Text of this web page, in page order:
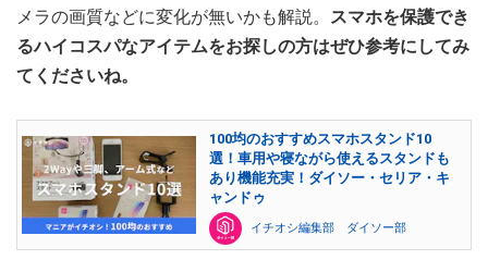
メラの画質などに変化が無いかも解説。 スマホを保護でき
るハイコスパなアイテムをお探しの方はぜひ参考にしてみ
てくださいね。
100均のおすすめスマホスタンド10
選！車用や寝ながら使えるスタンドも
あり機能充実！ダイソー・セリア・キ
ャンドゥ
イチオシ編集部 ダイソー部